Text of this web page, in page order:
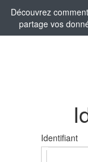
Découvrez
partage vos
Identifiant